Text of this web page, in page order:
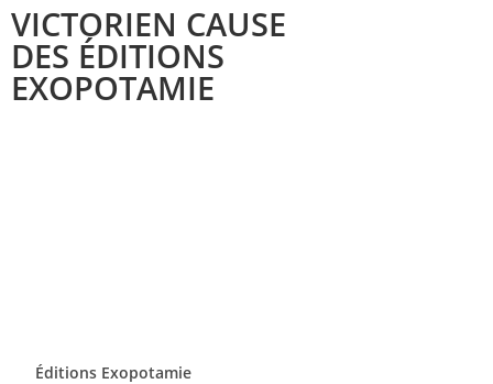
VICTORIEN CAUSE
DES ÉDITIONS
EXOPOTAMIE
Éditions Exopotamie